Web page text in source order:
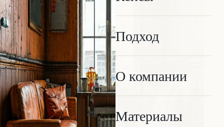
Подход
О компании
Материалы